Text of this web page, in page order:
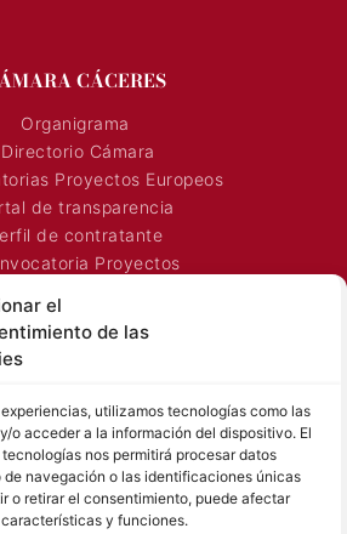
el
de las
utilizamos tecnologías como las
o acceder a la información del dispositivo. El
nos permitirá procesar datos
navegación o las identificaciones únicas
o retirar el consentimiento, puede afectar
y funciones.
CÁCERES
Organigrama
Directorio Cámara
Proyectos Europeos
de transparencia
de contratante
Proyectos
Comerciales
Comercial
TEXTOS LEGALES
Aviso Legal
Política de Privacidad